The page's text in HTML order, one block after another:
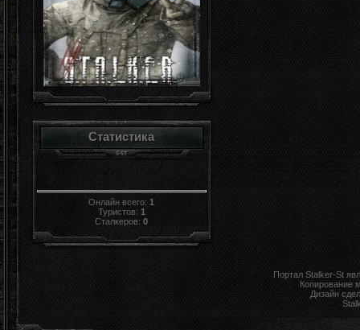
Статистика
Онлайн всего:1
Туристов: 1
Сталкеров:0
Портал Stalker-St
Копирование
Дизайн